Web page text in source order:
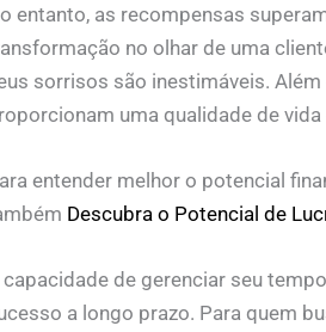
entanto, as recompensas
no olhar de uma
sorrisos são inestimáveis.
uma qualidade de
entender melhor o potencial
Descubra o Potencial de
capacidade de gerenciar seu
a longo prazo. Para quem